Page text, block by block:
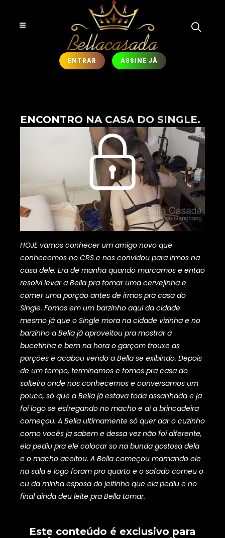
ENTRAR ASSINE JÁ
ENCONTRO NA CASA DO SINGLE.
HOJE vamos conhecer um amigo novo que
conhecemos no CRS e nos convidou para irmos na
casa dele. Era de manhã quando marcamos e então
resolvi levar a Bella pra tomar uma cervejinha e
comer uma porção antes de irmos pra casa do
Single. Fomos em um barzinho aqui da cidade
mesmo já que o Single mora na cidade vizinha e no
barzinho a Bella já aproveitou pra mostrar a
bucetinha e bem na hora o garçom trouxe as
porções e acabou vendo a Bella se exibindo. Depois
de um tempo, terminamos e fomos pra casa do
solteiro onde nos conhecemos e conversamos um
pouco, só que a Bella já estava toda assanhada e ja
foi logo se esfregando no macho e aí a brincadeira
começou. A Bella ultimamente só quer dar o cuzinho
como vocês ja sabem e dessa vez não foi diferente,
ela pediu pra ele colocar so na bunda gostosa dela
e o macho aceitou. A Bella começou mamando ele
na sala e logo foram pro quarto e o safado comeu o
cu da minha esposa do jeitinho que ela pediu e no
final ainda deu leite pra Bella tomar.
Este conteúdo é exclusivo para